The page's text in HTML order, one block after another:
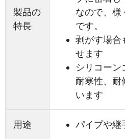
製品の
特長
なので、様
です。
剥がす場合
せます
シリコーン
耐寒性、耐
います
用途 パイプや継